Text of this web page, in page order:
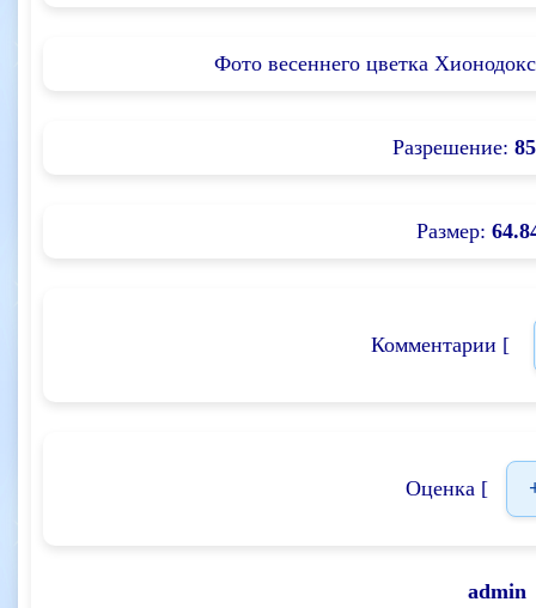
Фото весеннего цветка
Разрешение:
Размер:
Комментарии [
Оценка [
admin